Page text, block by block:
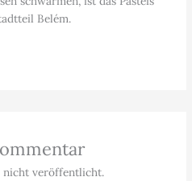
Belém.
nicht veröffentlicht.